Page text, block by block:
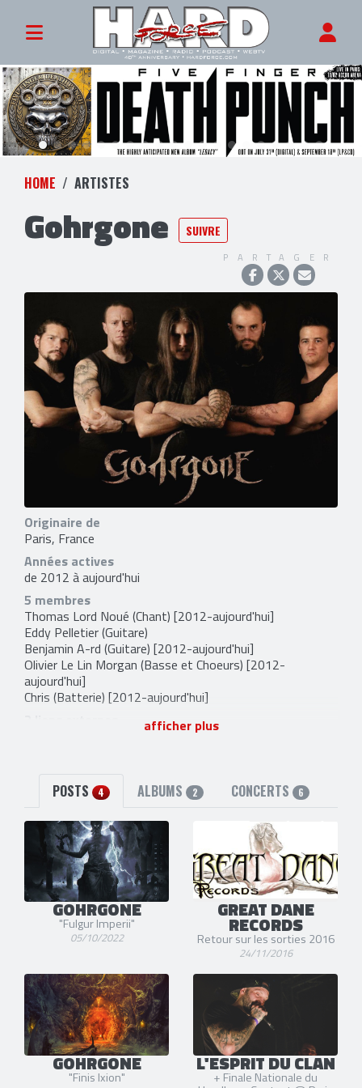
HOME ARTISTES
Gohrgone SUIVRE
PARTAGER
Originaire de
Paris, France
Années actives
de 2012 à aujourd'hui
5 membres
Thomas Lord Noué (Chant) [2012-aujourd'hui]
Eddy Pelletier(Guitare)
Benjamin A-rd (Guitare) [2012-aujourd'hui]
Olivier Le Lin Morgan (Basse et Choeurs) [2012-
aujourd'hui]
Chris (Batterie) [2012-aujourd'hui]
Bandcamp
afficher plus
POSTS 4 ALBUMS 2 CONCERTS 6
GOHRGONE
"Fulgur Imperii"
05/10/2022
GREAT DANE
RECORDS
Retour sur les sorties 2016
24/11/2016
GOHRGONE
"Finis Ixion"
L'ESPRIT DU CLAN
+ Finale Nationale du